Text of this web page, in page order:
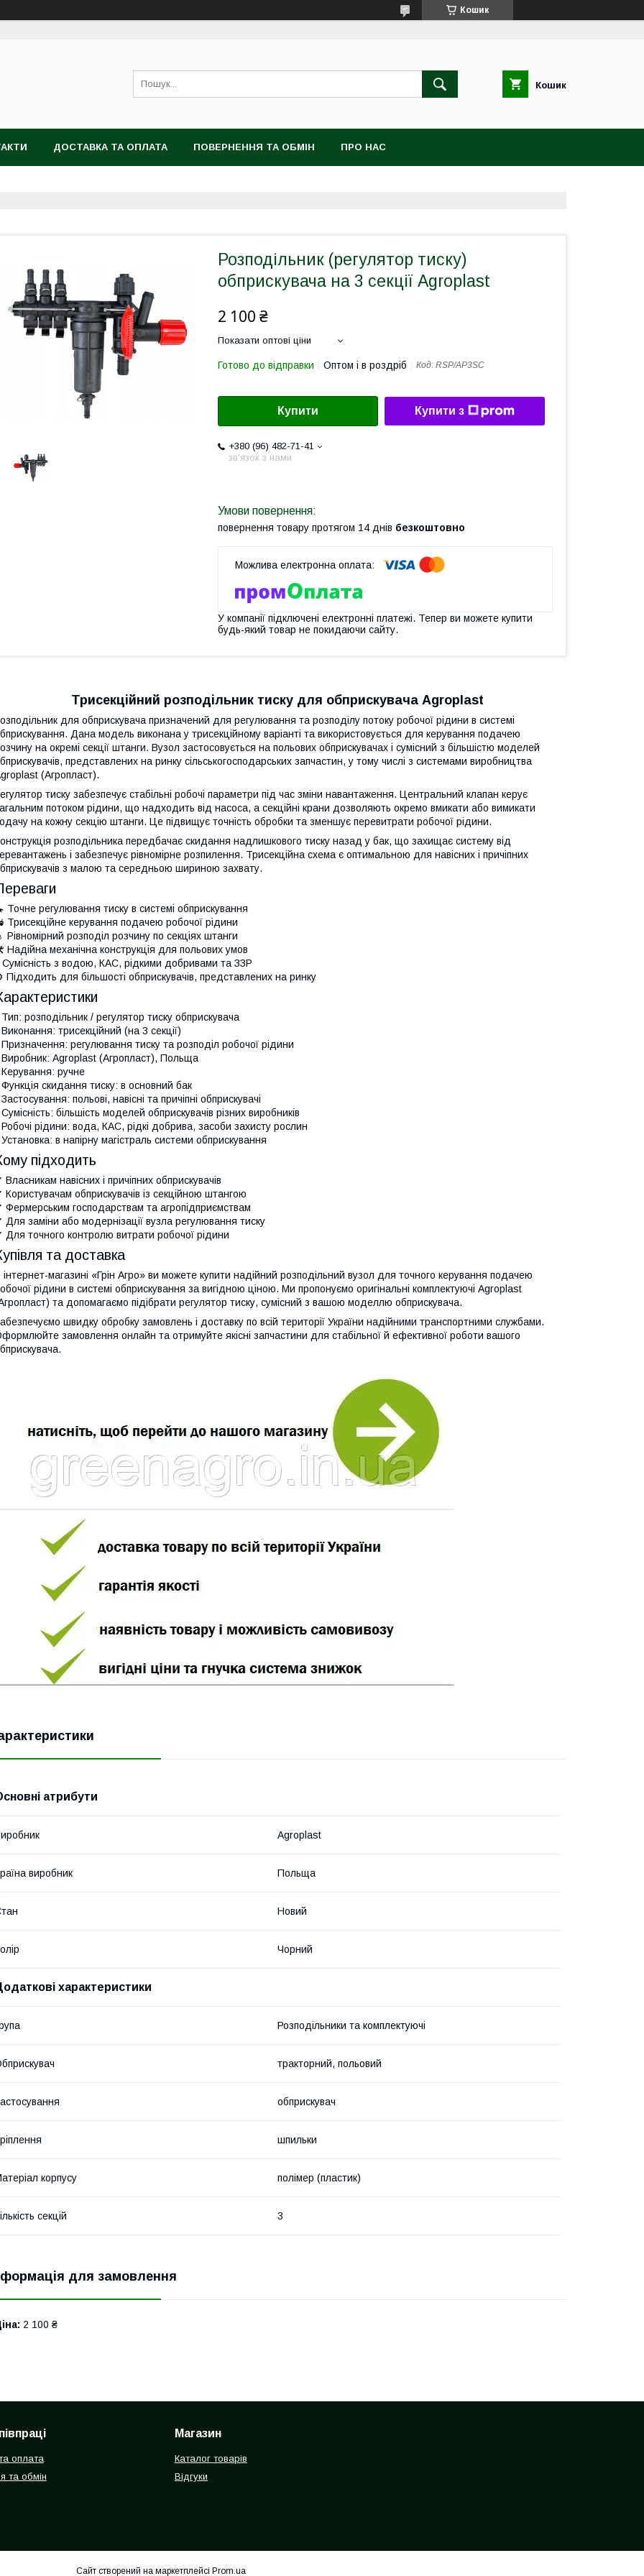
Кошик
Кошик
ДОСТАВКА ТА ОПЛАТА ПОВЕРНЕННЯ ТА ОБМІН ПРО НАС
Розподільник (регулятор тиску)
обприскувача на 3 секції Agroplast
2 100 ₴
Показати оптові ціни
Готово до відправки Оптом і в роздріб Код: RSP/AP3SC
Купити Купити з
+380 (96) 482-71-41
зв'язок з нами
повернення товару протягом 14 днів безкоштовно
У компанії підключені електронні платежі. Тепер ви можете купити
будь-який товар не покидаючи сайту.
Трисекційний розподільник тиску для обприскувача Agroplast
для обприскувача призначений для регулювання та розподілу потоку робочої рідини в системі
Дана модель виконана у трисекційному варіанті та використовується для керування подачею
на окремі секції штанги. Вузол застосовується на польових обприскувачах і сумісний з більшістю моделей
представлених на ринку сільськогосподарських запчастин, у тому числі з системами виробництва
(Агропласт).
тиску забезпечує стабільні робочі параметри під час зміни навантаження. Центральний клапан керує
потоком рідини, що надходить від насоса, а секційні крани дозволяють окремо вмикати або вимикати
на кожну секцію штанги. Це підвищує точність обробки та зменшує перевитрати робочої рідини.
розподільника передбачає скидання надлишкового тиску назад у бак, що захищає систему від
і забезпечує рівномірне розпилення. Трисекційна схема є оптимальною для навісних і причіпних
з малою та середньою шириною захвату.
Точне регулювання тиску в системі обприскування
Трисекційне керування подачею робочої рідини
Рівномірний розподіл розчину по секціях штанги
Надійна механічна конструкція для польових умов
Сумісність з водою, КАС, рідкими добривами та ЗЗР
Підходить для більшості обприскувачів, представлених на ринку
Тип: розподільник / регулятор тиску обприскувача
Виконання: трисекційний (на 3 секції)
Призначення: регулювання тиску та розподіл робочої рідини
Виробник: Agroplast (Агропласт), Польща
Керування: ручне
Функція скидання тиску: в основний бак
Застосування: польові, навісні та причіпні обприскувачі
Сумісність: більшість моделей обприскувачів різних виробників
Робочі рідини: вода, КАС, рідкі добрива, засоби захисту рослин
Установка: в напірну магістраль системи обприскування
підходить
Власникам навісних і причіпних обприскувачів
Користувачам обприскувачів із секційною штангою
Фермерським господарствам та агропідприємствам
Для заміни або модернізації вузла регулювання тиску
Для точного контролю витрати робочої рідини
та доставка
інтернет-магазині «Грін Агро» ви можете купити надійний розподільний вузол для точного керування подачею
рідини в системі обприскування за вигідною ціною. Ми пропонуємо оригінальні комплектуючі Agroplast
та допомагаємо підібрати регулятор тиску, сумісний з вашою моделлю обприскувача.
швидку обробку замовлень і доставку по всій території України надійними транспортними службами.
замовлення онлайн та отримуйте якісні запчастини для стабільної й ефективної роботи вашого
атрибути
Agroplast
виробник Польща
Новий
Чорний
характеристики
Розподільники та комплектуючі
тракторний, польовий
обприскувач
шпильки
корпусу полімер (пластик)
секцій 3
для замовлення
2 100 ₴
оплата
та обмін
Магазин
Каталог товарів
Відгуки
Сайт створений на маркетплейсі Prom.ua